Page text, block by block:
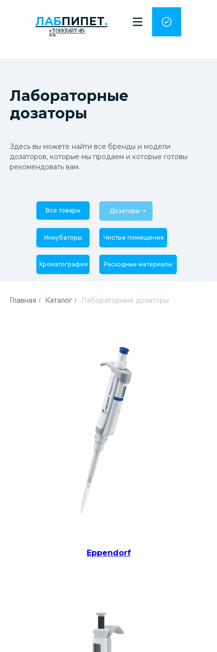
ЛАБПИПЕТ.
+7(993)617-81-
69
Лабораторные
дозаторы
Здесь вы можете найти все бренды и модели
дозаторов, которые мы продаем и которые готовы
рекомендовать вам.
Дозаторы
Хроматография
Инкубаторы Чистые помещения
Расходные материалы
Все товары
Главная / Каталог / Лабораторные дозаторы
Eppendorf